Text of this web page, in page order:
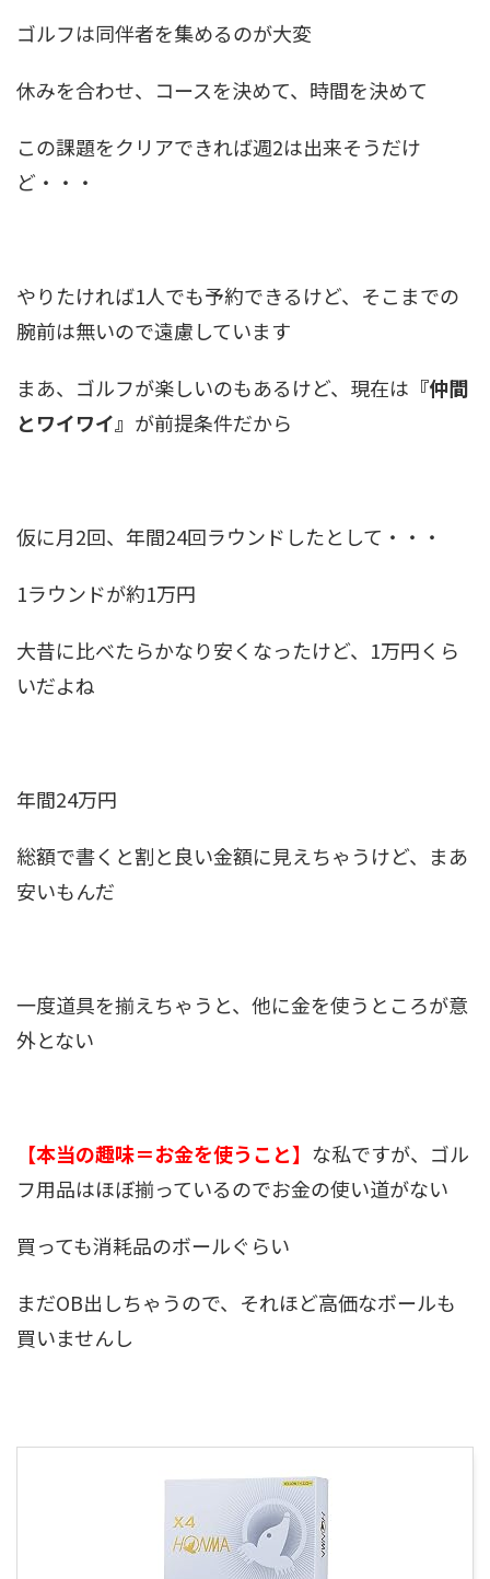
ゴルフは同伴者を集めるのが大変
休みを合わせ、コースを決めて、時間を決めて
この課題をクリアできれば週2は出来そうだけ
ど・・・
やりたければ1人でも予約できるけど、そこまでの
腕前は無いので遠慮しています
まあ、ゴルフが楽しいのもあるけど、現在は 『仲間
とワイワイ』 が前提条件だから
仮に月2回、年間24回ラウンドしたとして・・・
1ラウンドが約1万円
大昔に比べたらかなり安くなったけど、1万円くら
いだよね
年間24万円
総額で書くと割と良い金額に見えちゃうけど、まあ
安いもんだ
一度道具を揃えちゃうと、他に金を使うところが意
外とない
【本当の趣味＝お金を使うこと】 な私ですが、ゴル
フ用品はほぼ揃っているのでお金の使い道がない
買っても消耗品のボールぐらい
まだOB出しちゃうので、それほど高価なボールも
買いませんし